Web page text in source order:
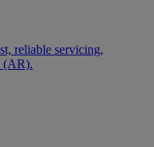
reliable servicing,
(AR).